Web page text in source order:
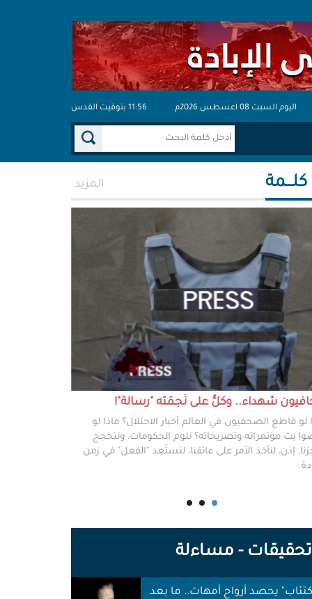
اليوم السبت 08 اعسطس 2026م 11:56 بتوقيت القدس
كلـــمة المزيد
شهداء.. وكلٌّ على نَجمَته "رسالة"!
لو قاطع الصحفيون في العالم أخبار الاحتلال؟ ماذا لو
بث مؤتمراته وتصريحاته؟ نلوم الحكومات، ونتحجج
إذن، لنأخذ الأمر على عاتقنا، لنستَعِد "الفعل" في زمن
تحقيقات - مساءلة
يحصد أرواح أمهات.. ما بعد